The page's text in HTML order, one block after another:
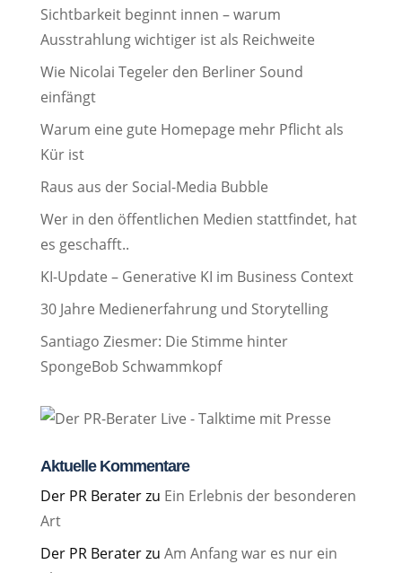
Sichtbarkeit beginnt innen – warum
Ausstrahlung wichtiger ist als Reichweite
Wie Nicolai Tegeler den Berliner Sound
einfängt
Warum eine gute Homepage mehr Pflicht als
Kür ist
Raus aus der Social-Media Bubble
Wer in den öffentlichen Medien stattfindet, hat
es geschafft..
KI-Update – Generative KI im Business Context
30 Jahre Medienerfahrung und Storytelling
Santiago Ziesmer: Die Stimme hinter
SpongeBob Schwammkopf
Aktuelle Kommentare
Der PR Beraterzu Ein Erlebnis der besonderen
Art
Der PR Beraterzu Am Anfang war es nur ein